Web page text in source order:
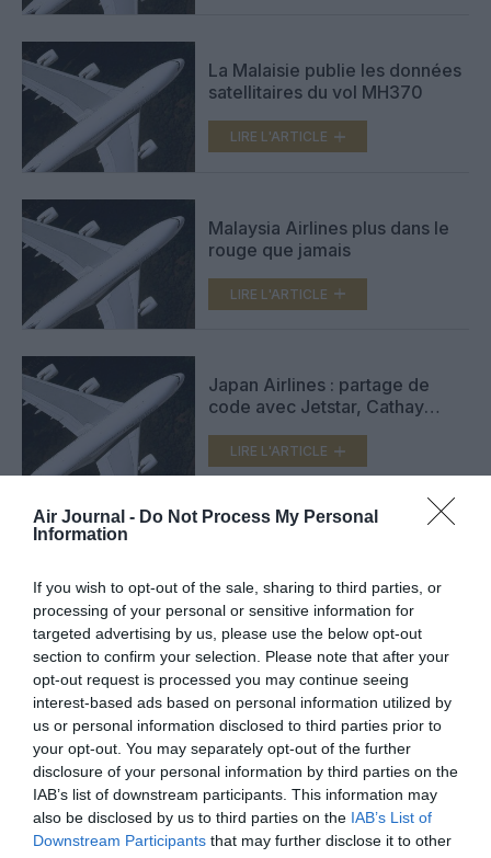
Air Journal - Do Not Process My Personal
Information
If you wish to opt-out of the sale, sharing to third parties, or
processing of your personal or sensitive information for
targeted advertising by us, please use the below opt-out
section to confirm your selection. Please note that after your
opt-out request is processed you may continue seeing
interest-based ads based on personal information utilized by
us or personal information disclosed to third parties prior to
your opt-out. You may separately opt-out of the further
disclosure of your personal information by third parties on the
IAB’s list of downstream participants. This information may
also be disclosed by us to third parties on the IAB’s List of
Downstream Participants that may further disclose it to other
La Malaisie publie les données
satellitaires du vol MH370
LIRE L'ARTICLE
Malaysia Airlines plus dans le
rouge que jamais
LIRE L'ARTICLE
Japan Airlines : partage de
code avec Jetstar, Cathay
LIRE L'ARTICLE
LIRE L'ARTICLE
VOIR PLUS D'ARTICLES
FAIRE UN DON